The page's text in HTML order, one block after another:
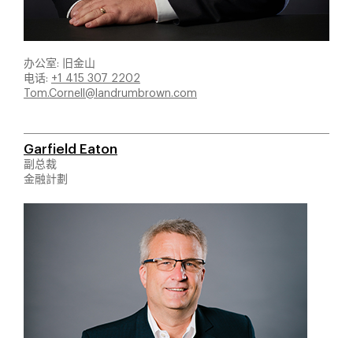
办公室: 旧金山
电话: +1 415 307 2202
Tom.Cornell@landrumbrown.com
Garfield Eaton
副总裁
金融計劃